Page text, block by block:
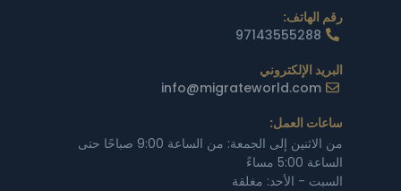
رقم الهاتف:
97143555288
البريد الإلكتروني
info@migrateworld.com
ساعات العمل:
من الاثنين إلى الجمعة: من الساعة 9:00 صباحًا حتى
الساعة 5:00 مساءً
السبت - الأحد: مغلقة